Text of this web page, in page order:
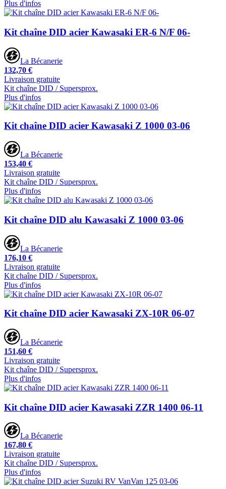
Plus d'infos
Kit chaîne DID acier Kawasaki ER-6 N/F 06-
La Bécanerie
132,70 €
Livraison gratuite
Kit chaîne DID / Supersprox.
Plus d'infos
Kit chaîne DID acier Kawasaki Z 1000 03-06
La Bécanerie
153,40 €
Livraison gratuite
Kit chaîne DID / Supersprox.
Plus d'infos
Kit chaîne DID alu Kawasaki Z 1000 03-06
La Bécanerie
176,10 €
Livraison gratuite
Kit chaîne DID / Supersprox.
Plus d'infos
Kit chaîne DID acier Kawasaki ZX-10R 06-07
La Bécanerie
151,60 €
Livraison gratuite
Kit chaîne DID / Supersprox.
Plus d'infos
Kit chaîne DID acier Kawasaki ZZR 1400 06-11
La Bécanerie
167,80 €
Livraison gratuite
Kit chaîne DID / Supersprox.
Plus d'infos